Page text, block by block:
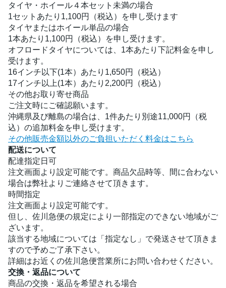
タイヤ・ホイール４本セット未満の場合
1セットあたり1,100円（税込）を申し受けます
タイヤまたはホイール単品の場合
1本あたり1,100円（税込）を申し受けます。
オフロードタイヤについては、1本あたり下記料金を申し
受けます。
16インチ以下(1本）あたり1,650円（税込）
17インチ以上(1本）あたり2,200円（税込）
その他お取り寄せ商品
ご注文時にご確認願います。
沖縄県及び離島の場合は、1件あたり別途11,000円（税
込）の追加料金を申し受けます。
その他販売金額以外のご負担いただく料金はこちら
配送について
配達指定日可
注文画面より設定可能です。商品欠品時等、間に合わない
場合は弊社よりご連絡させて頂きます。
時間指定
注文画面より設定可能です。
但し、佐川急便の規定により一部指定のできない地域がご
ざいます。
該当する地域については「指定なし」で発送させて頂きま
すので予めご了承下さい。
詳細はお近くの佐川急便営業所にお問い合わせください。
交換・返品について
商品の交換・返品を希望される場合